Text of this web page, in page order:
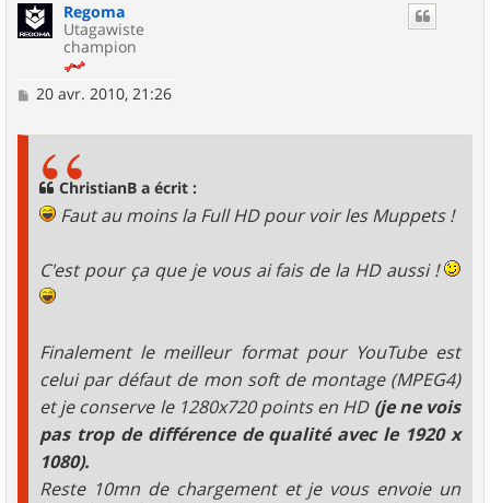
Regoma
Utagawiste
champion
M
20 avr. 2010, 21:26
ChristianB a écrit :
Faut au moins la Full HD pour voir les Muppets !
C'est pour ça que je vous ai fais de la HD aussi !
Finalement le meilleur format pour YouTube est
celui par défaut de mon soft de montage (MPEG4)
et je conserve le 1280x720 points en HD (je ne vois
pas trop de différence de qualité avec le 1920 x
1080).
Reste 10mn de chargement et je vous envoie un